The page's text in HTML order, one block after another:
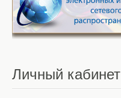
Личный кабинет